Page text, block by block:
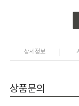
상세정보
상품문의